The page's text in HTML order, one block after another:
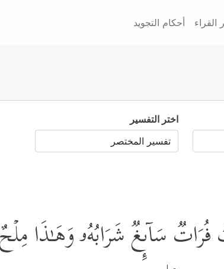
القراء أحكام التجويد
اختر التفسير
سَاۤىِٕغࣱ شَرَابُهُۥ وَهَـٰذَا